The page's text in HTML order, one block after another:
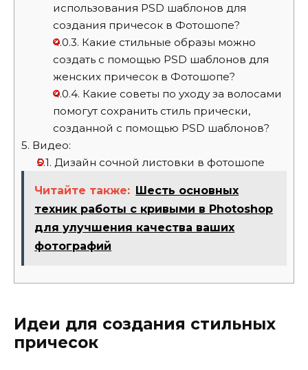
использования PSD шаблонов для
создания причесок в Фотошопе?
4.0.3. Какие стильные образы можно
создать с помощью PSD шаблонов для
женских причесок в Фотошопе?
4.0.4. Какие советы по уходу за волосами
помогут сохранить стиль прически,
созданной с помощью PSD шаблонов?
5. Видео:
5.1. Дизайн сочной листовки в фотошопе
Читайте также: Шесть основных
техник работы с кривыми в Photoshop
для улучшения качества ваших
фотографий
Идеи для создания стильных
причесок